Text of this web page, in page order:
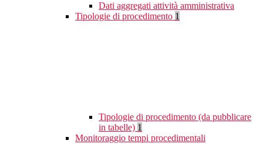
Dati aggregati attività amministrativa
Tipologie di procedimento 1
Tipologie di procedimento (da pubblicare
in tabelle) 1
Monitoraggio tempi procedimentali